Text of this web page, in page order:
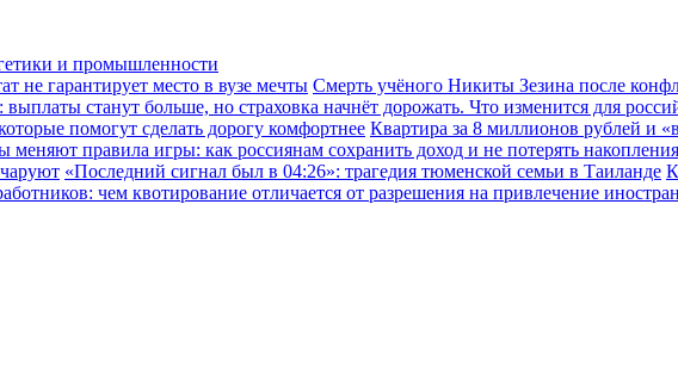
и промышленности
не гарантирует место в вузе мечты Смерть учёного Никиты Зезина после
станут больше, но страховка начнёт дорожать. Что изменится для
помогут сделать дорогу комфортнее Квартира за 8 миллионов рублей и
меняют правила игры: как россиянам сохранить доход и не потерять накопления
«Последний сигнал был в 04:26»: трагедия тюменской семьи в Таиланде
чем квотирование отличается от разрешения на привлечение